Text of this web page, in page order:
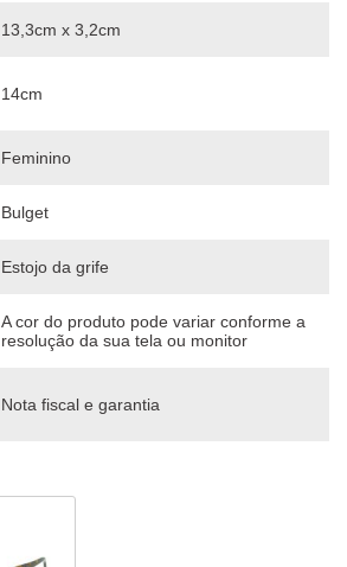
13,3cm x 3,2cm
14cm
Feminino
Bulget
Estojo da grife
A cor do produto pode variar conforme a
resolução da sua tela ou monitor
Nota fiscal e garantia